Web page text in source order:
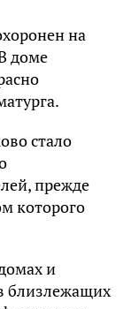
расстреляли
—
— Кириллица —
«пропала»
жизни